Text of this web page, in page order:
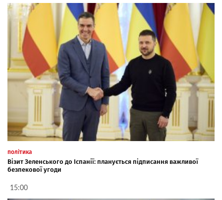
політика
Візит Зеленського до Іспанії: планується підписання важливої
безпекової угоди
15:00